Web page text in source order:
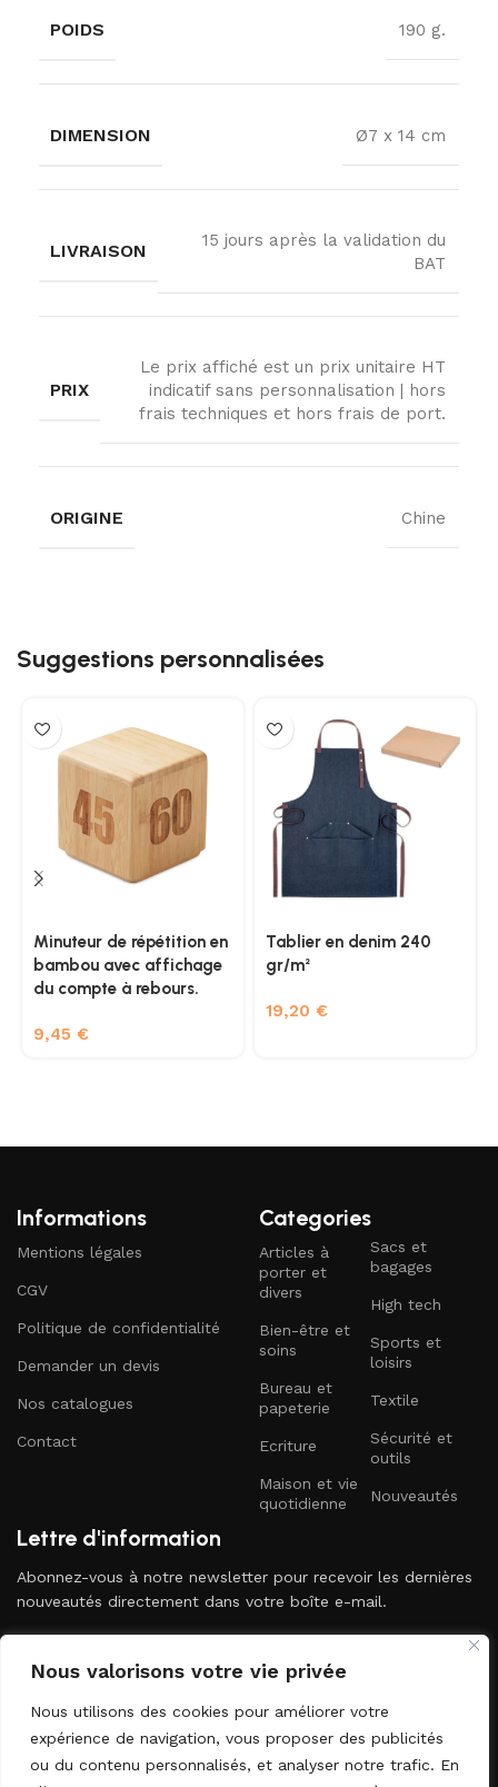
Nous valorisons votre vie privée
Nous utilisons des cookies pour améliorer votre
expérience de navigation, vous proposer des publicités
ou du contenu personnalisés, et analyser notre trafic. En
ORIGINE Chine
POIDS 190 g.
DIMENSION Ø7 x 14 cm
LIVRAISON
15 jours après la validation du
BAT
PRIX
Le prix affiché est un prix unitaire HT
indicatif sans personnalisation | hors
frais techniques et hors frais de port.
Suggestions personnalisées
Minuteur de répétition en
bambou avec affichage
du compte à rebours.
9,45 €
Tablier en denim 240
gr/m²
19,20 €
Informations
Mentions légales
CGV
Politique de confidentialité
Demander un devis
Nos catalogues
Contact
Categories
Articles à
porter et
divers
Bien-être et
soins
Bureau et
papeterie
Ecriture
Maison et vie
quotidienne
Sacs et
bagages
High tech
Sports et
loisirs
Textile
Sécurité et
outils
Nouveautés
Lettre d'information
Abonnez-vous à notre newsletter pour recevoir les dernières
nouveautés directement dans votre boîte e-mail.
Envoyer